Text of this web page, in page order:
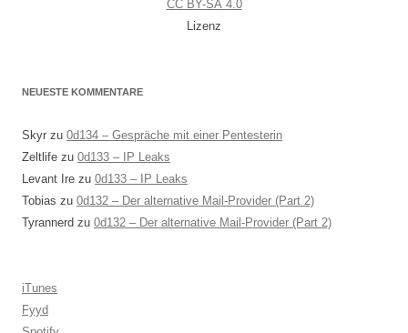
CC BY-SA 4.0
Lizenz
NEUESTE KOMMENTARE
Skyr zu 0d134 – Gespräche mit einer Pentesterin
Zeltlife zu 0d133 – IP Leaks
Levant Ire zu 0d133 – IP Leaks
Tobias zu 0d132 – Der alternative Mail-Provider (Part 2)
Tyrannerd zu 0d132 – Der alternative Mail-Provider (Part 2)
iTunes
Fyyd